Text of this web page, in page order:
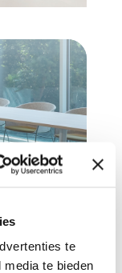
te
te bieden